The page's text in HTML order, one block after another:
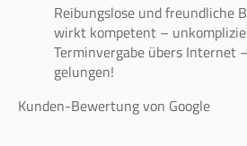
Reibungslose und freundliche
wirkt kompetent –
Terminvergabe übers Internet
gelungen!
Kunden-Bewertung von Google